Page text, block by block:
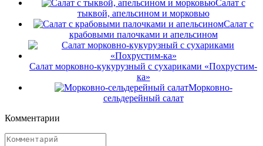
Салат с
тыквой, апельсином и морковью
Салат с
крабовыми палочками и апельсином
Салат морковно-кукурузный с сухариками «Похрустим-
ка»
Морковно-
сельдерейный салат
Комментарии